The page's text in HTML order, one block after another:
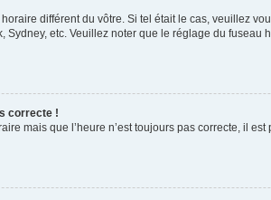
différent du vôtre. Si tel était le cas, veuillez
etc. Veuillez noter que le réglage du
correcte !
mais que l’heure n’est toujours pas correcte, il